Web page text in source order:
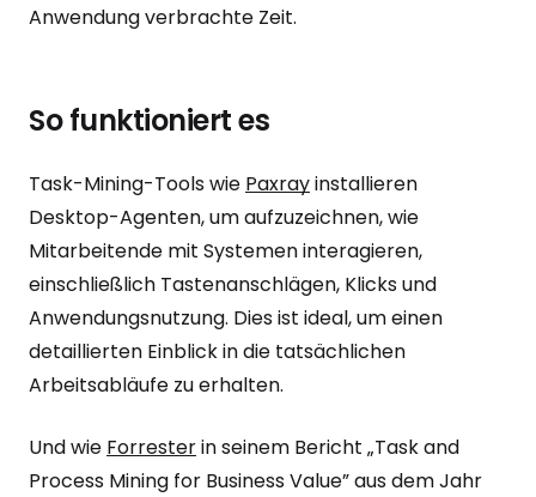
Anwendung verbrachte Zeit.
So funktioniert es
Task-Mining-Tools wie Paxrayinstallieren
Desktop-Agenten, um aufzuzeichnen, wie
Mitarbeitende mit Systemen interagieren,
einschließlich Tastenanschlägen, Klicks und
Anwendungsnutzung. Dies ist ideal, um einen
detaillierten Einblick in die tatsächlichen
Arbeitsabläufe zu erhalten.
Und wie Forresterin seinem Bericht „Task and
Process Mining for Business Value” aus dem Jahr